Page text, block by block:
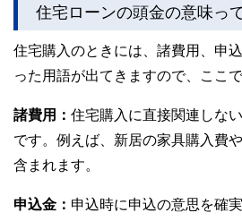
住宅ローンの頭金の意味っ
住宅購入のときには、諸費用、申
った用語が出てきますので、ここ
諸費用： 住宅購入に直接関連しな
です。例えば、新居の家具購入費
含まれます。
申込金： 申込時に申込の意思を確